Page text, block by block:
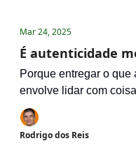
Mar 24, 2025
É autenticidade
Porque entregar o
envolve lidar com
nós mesmos
Rodrigo dos Reis